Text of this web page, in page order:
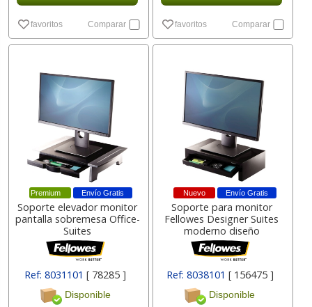
favoritos Comparar favoritos Comparar
Envío Gratis
Premium
Soporte elevador monitor
pantalla sobremesa Office-
Suites
Ref: 8031101[ 78285 ]
Disponible
Envío Gratis
Nuevo
Soporte para monitor
Fellowes Designer Suites
moderno diseño
Ref: 8038101 [ 156475 ]
Disponible